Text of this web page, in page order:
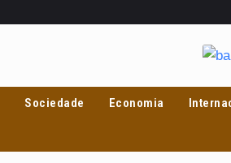
Sociedade Economia